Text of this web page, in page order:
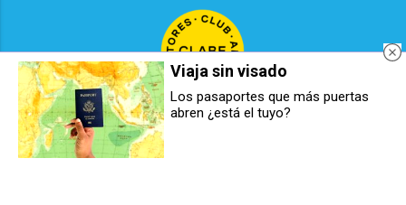
Chaimae Hainan recibe el Premio
Navarra de Colores por su labor
de acompañamiento jurídico a la
población migrante
[EN DIRECTO] Sorteo de la Lotería
Viaja sin visado
Los pasaportes que más puertas
abren ¿está el tuyo?